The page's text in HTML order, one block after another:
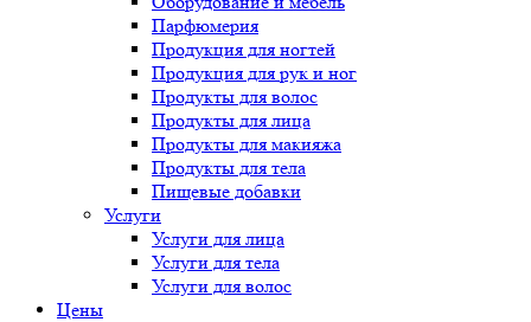
Парфюмерия
Продукция для ногтей
Продукция для рук и ног
Продукты для волос
Продукты для лица
Продукты для макияжа
Продукты для тела
Пищевые добавки
Услуги
Услуги для лица
Услуги для тела
Услуги для волос
Цены